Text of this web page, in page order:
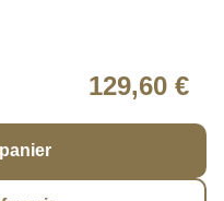
129,60 €